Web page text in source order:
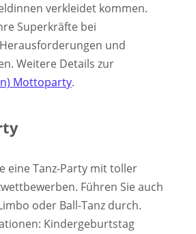
verkleidet kommen.
Superkräfte bei
und
Weitere Details zur
Mottoparty.
eine Tanz-Party mit toller
Führen Sie auch
oder Ball-Tanz durch.
Kindergeburtstag